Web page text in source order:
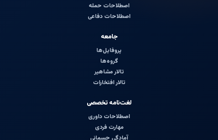
اصطلاحات حمله
اصطلاحات دفاعی
جامعه
پروفایل‌ها
گروه‌ها
تالار مشاهیر
تالار افتخارات
لغت‌نامه تخصصی
اصطلاحات داوری
مهارت فردی
آمادگی جسمانی